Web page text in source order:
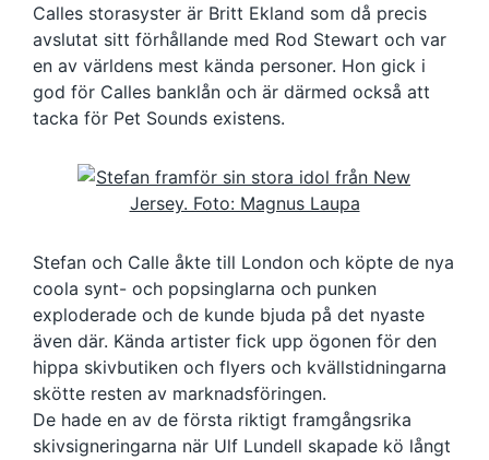
Calles storasyster är Britt Ekland som då precis
avslutat sitt förhållande med Rod Stewart och var
en av världens mest kända personer. Hon gick i
god för Calles banklån och är därmed också att
tacka för Pet Sounds existens.
Stefan och Calle åkte till London och köpte de nya
coola synt- och popsinglarna och punken
exploderade och de kunde bjuda på det nyaste
även där. Kända artister fick upp ögonen för den
hippa skivbutiken och flyers och kvällstidningarna
skötte resten av marknadsföringen.
De hade en av de första riktigt framgångsrika
skivsigneringarna när Ulf Lundell skapade kö långt